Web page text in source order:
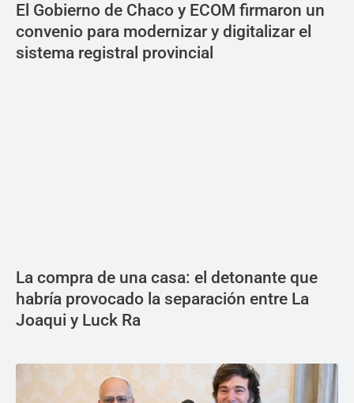
El Gobierno de Chaco y ECOM firmaron un
convenio para modernizar y digitalizar el
sistema registral provincial
La compra de una casa: el detonante que
habría provocado la separación entre La
Joaqui y Luck Ra